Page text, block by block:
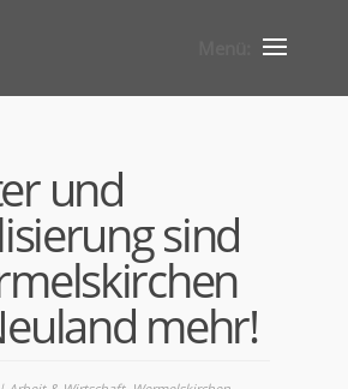
und
sind
mehr!